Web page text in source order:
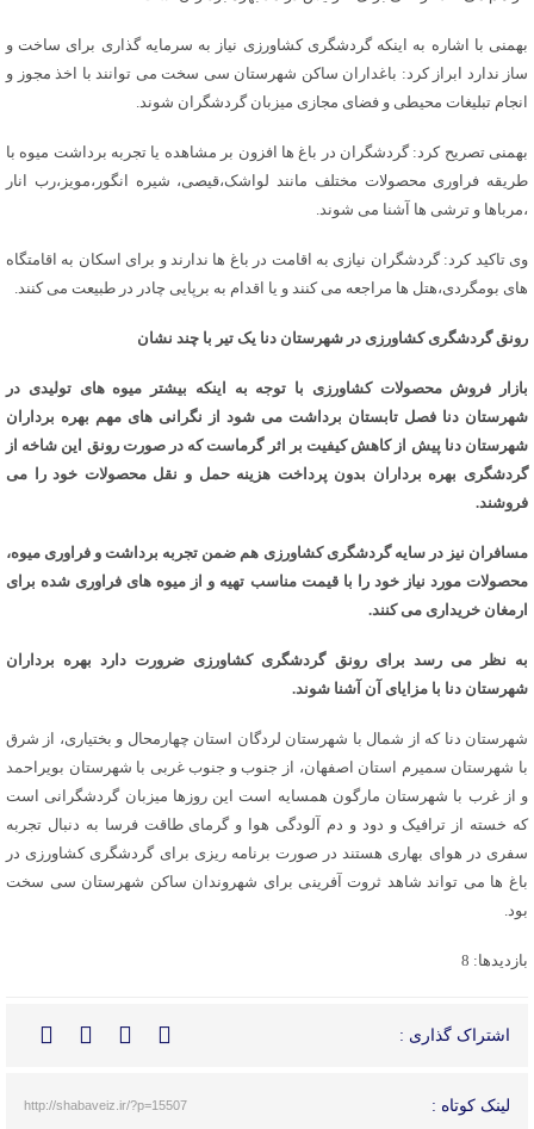
بهمنی با اشاره به اینکه گردشگری کشاورزی نیاز به سرمایه گذاری برای ساخت و
ساز ندارد ابراز کرد: باغداران ساکن شهرستان سی سخت می توانند با اخذ مجوز و
انجام تبلیغات محیطی و فضای مجازی میزبان گردشگران شوند.
بهمنی تصریح کرد: گردشگران در باغ ها افزون بر مشاهده یا تجربه برداشت میوه با
طریقه فراوری محصولات مختلف مانند لواشک،قیصی، شیره انگور،مویز،رب انار
،مرباها و ترشی ها آشنا می شوند.
وی تاکید کرد: گردشگران نیازی به اقامت در باغ ها ندارند و برای اسکان به اقامتگاه
های بومگردی،هتل ها مراجعه می کنند و یا اقدام به برپایی چادر در طبیعت می کنند.
رونق گردشگری کشاورزی در شهرستان دنا یک تیر با چند نشان
بازار فروش محصولات کشاورزی با توجه به اینکه بیشتر میوه های تولیدی در
شهرستان دنا فصل تابستان برداشت می شود از نگرانی های مهم بهره برداران
شهرستان دنا پیش از کاهش کیفیت بر اثر گرماست که در صورت رونق این شاخه از
گردشگری بهره برداران بدون پرداخت هزینه حمل و نقل محصولات خود را می
فروشند.
مسافران نیز در سایه گردشگری کشاورزی هم ضمن تجربه برداشت و فراوری میوه،
محصولات مورد نیاز خود را با قیمت مناسب تهیه و از میوه های فراوری شده برای
ارمغان خریداری می کنند.
به نظر می رسد برای رونق گردشگری کشاورزی ضرورت دارد بهره برداران
شهرستان دنا با مزایای آن آشنا شوند.
شهرستان دنا که از شمال با شهرستان لردگان استان چهارمحال و بختیاری، از شرق
با شهرستان سمیرم استان اصفهان، از جنوب و جنوب غربی با شهرستان بویراحمد
و از غرب با شهرستان مارگون همسایه است این روزها میزبان گردشگرانی است
که خسته از ترافیک و دود و دم آلودگی هوا و گرمای طاقت فرسا به دنبال تجربه
سفری در هوای بهاری هستند در صورت برنامه ریزی برای گردشگری کشاورزی در
باغ ها می تواند شاهد ثروت آفرینی برای شهروندان ساکن شهرستان سی سخت
بود.
بازدیدها: 8
اشتراک گذاری :
لینک کوتاه : http://shabaveiz.ir/?p=15507